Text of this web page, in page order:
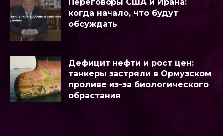
Переговоры США и Ирана:
когда начало, что будут
обсуждать
Дефицит нефти и рост цен:
танкеры застряли в Ормузском
проливе из-за биологического
обрастания